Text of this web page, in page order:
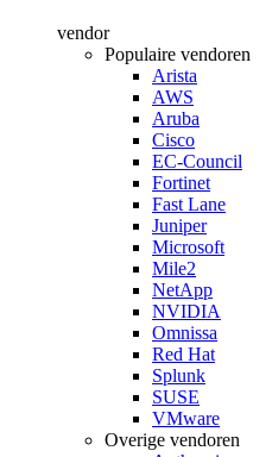
vendor
Populaire vendoren
Arista
AWS
Aruba
Cisco
EC-Council
Fortinet
Fast Lane
Juniper
Microsoft
Mile2
NetApp
NVIDIA
Omnissa
Red Hat
Splunk
SUSE
VMware
Overige vendoren